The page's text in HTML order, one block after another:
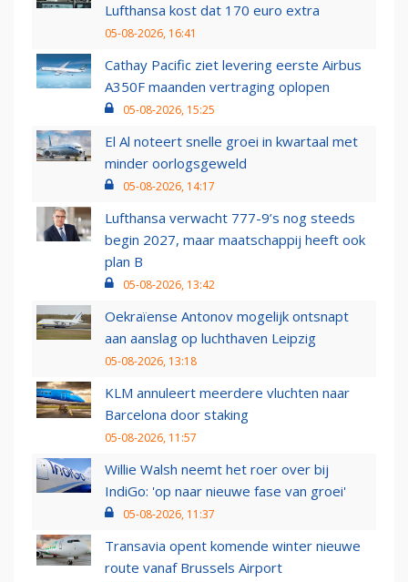
Lufthansa kost dat 170 euro extra
05-08-2026, 16:41
Cathay Pacific ziet levering eerste Airbus
A350F maanden vertraging oplopen
05-08-2026, 15:25
El Al noteert snelle groei in kwartaal met
minder oorlogsgeweld
05-08-2026, 14:17
Lufthansa verwacht 777-9’s nog steeds
begin 2027, maar maatschappij heeft ook
plan B
05-08-2026, 13:42
Oekraïense Antonov mogelijk ontsnapt
aan aanslag op luchthaven Leipzig
05-08-2026, 13:18
KLM annuleert meerdere vluchten naar
Barcelona door staking
05-08-2026, 11:57
Willie Walsh neemt het roer over bij
IndiGo: 'op naar nieuwe fase van groei'
05-08-2026, 11:37
Transavia opent komende winter nieuwe
route vanaf Brussels Airport